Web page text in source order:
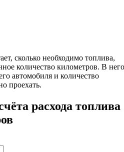
сколько необходимо топлива,
количество километров. В него
автомобиля и количество
проехать.
расхода топлива